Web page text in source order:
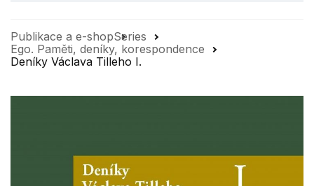
Publikace a e-shopSeries
Ego. Paměti, deníky, korespondence
Deníky Václava Tilleho I.